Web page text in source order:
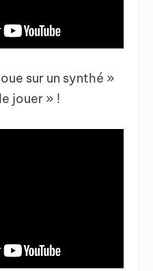
sur un synthé »
jouer » !